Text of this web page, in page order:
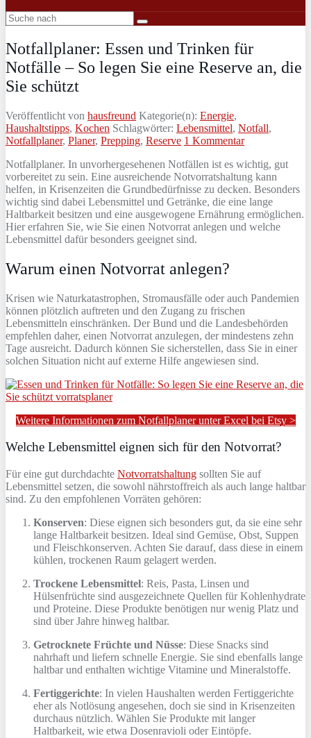
Notfallplaner: Essen und Trinken für
Notfälle – So legen Sie eine Reserve an, die
Sie schützt
Veröffentlicht von hausfreund Kategorie(n): Energie,
Haushaltstipps, Kochen Schlagwörter: Lebensmittel, Notfall,
Notfallplaner, Planer, Prepping, Reserve 1 Kommentar
Notfallplaner. In unvorhergesehenen Notfällen ist es wichtig, gut
vorbereitet zu sein. Eine ausreichende Notvorratshaltung kann
helfen, in Krisenzeiten die Grundbedürfnisse zu decken. Besonders
wichtig sind dabei Lebensmittel und Getränke, die eine lange
Haltbarkeit besitzen und eine ausgewogene Ernährung ermöglichen.
Hier erfahren Sie, wie Sie einen Notvorrat anlegen und welche
Lebensmittel dafür besonders geeignet sind.
Warum einen Notvorrat anlegen?
Krisen wie Naturkatastrophen, Stromausfälle oder auch Pandemien
können plötzlich auftreten und den Zugang zu frischen
Lebensmitteln einschränken. Der Bund und die Landesbehörden
empfehlen daher, einen Notvorrat anzulegen, der mindestens zehn
Tage ausreicht. Dadurch können Sie sicherstellen, dass Sie in einer
solchen Situation nicht auf externe Hilfe angewiesen sind.
Weitere Informationen zum Notfallplaner unter Excel bei Etsy >
Welche Lebensmittel eignen sich für den Notvorrat?
Für eine gut durchdachte Notvorratshaltung sollten Sie auf
Lebensmittel setzen, die sowohl nährstoffreich als auch lange haltbar
sind. Zu den empfohlenen Vorräten gehören:
Konserven: Diese eignen sich besonders gut, da sie eine sehr
lange Haltbarkeit besitzen. Ideal sind Gemüse, Obst, Suppen
und Fleischkonserven. Achten Sie darauf, dass diese in einem
kühlen, trockenen Raum gelagert werden.
Trockene Lebensmittel: Reis, Pasta, Linsen und
Hülsenfrüchte sind ausgezeichnete Quellen für Kohlenhydrate
und Proteine. Diese Produkte benötigen nur wenig Platz und
sind über Jahre hinweg haltbar.
Getrocknete Früchte und Nüsse: Diese Snacks sind
nahrhaft und liefern schnelle Energie. Sie sind ebenfalls lange
haltbar und enthalten wichtige Vitamine und Mineralstoffe.
Fertiggerichte: In vielen Haushalten werden Fertiggerichte
eher als Notlösung angesehen, doch sie sind in Krisenzeiten
durchaus nützlich. Wählen Sie Produkte mit langer
Haltbarkeit, wie etwa Dosenravioli oder Eintöpfe.